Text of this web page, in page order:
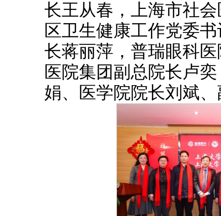
长王从春，上海市社
区卫生健康工作党委
长蒋丽萍，普瑞眼科
医院集团副总院长卢
娟、医学院院长刘斌